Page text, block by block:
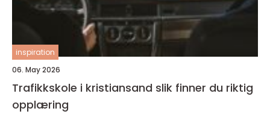
inspiration
06. May 2026
Trafikkskole i kristiansand slik finner du riktig
opplæring